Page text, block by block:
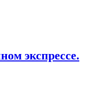
экспрессе.